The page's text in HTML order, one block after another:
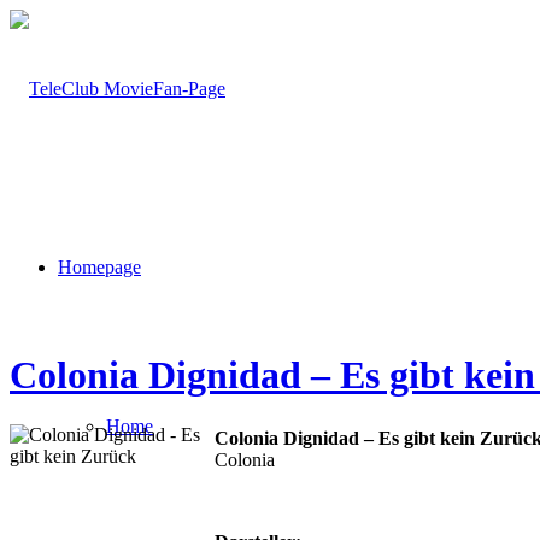
Homepage
Home
Colonia Dignidad – Es gibt
Colonia Dignidad – Es gibt kein
Colonia